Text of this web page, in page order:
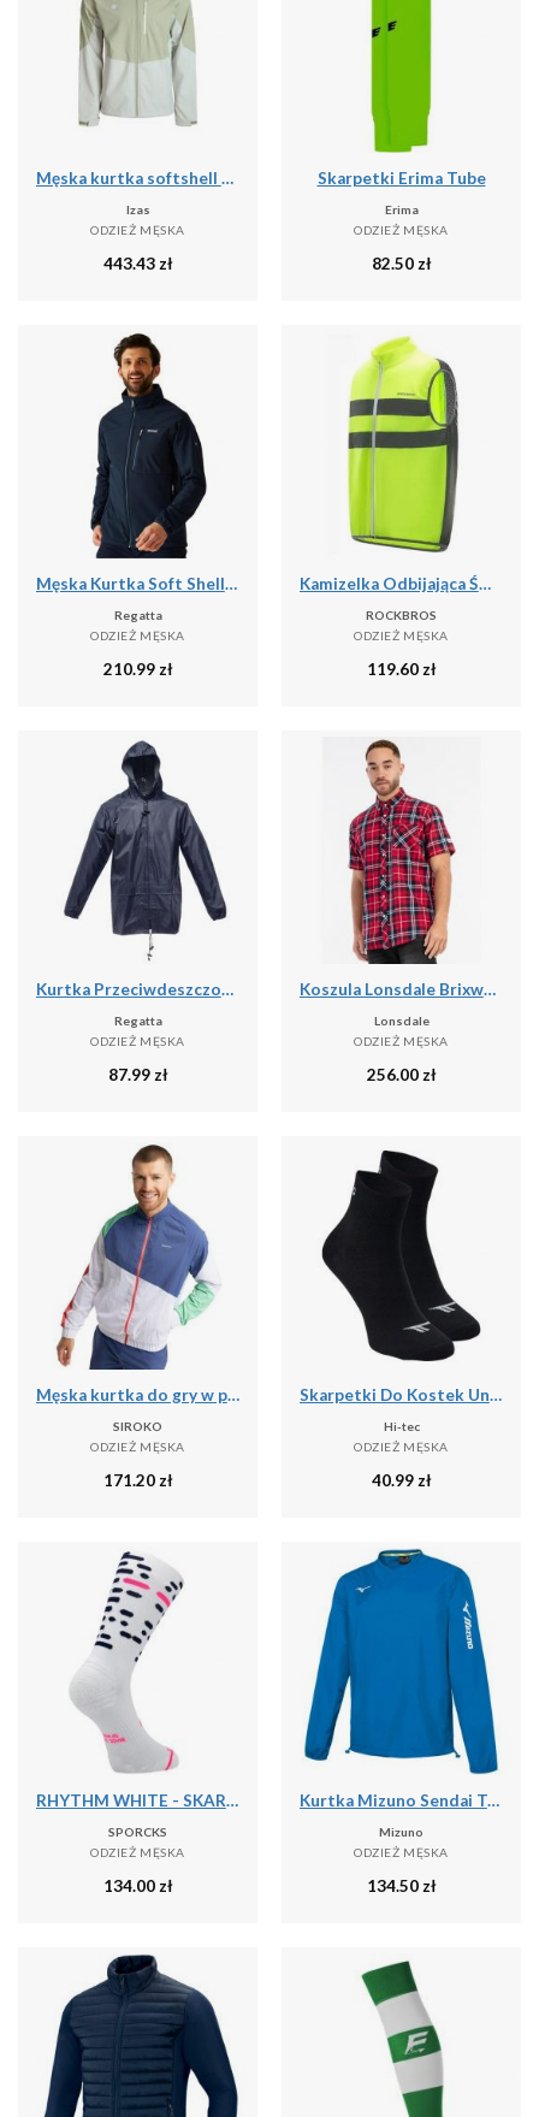
Męska kurtka softshell LANETTE M, wodoodporna, wiatroszczelna i termiczna z tech
Izas
ODZIEŻ MĘSKA
443.43zł
Skarpetki Erima Tube
Erima
ODZIEŻ MĘSKA
82.50zł
Męska Kurtka Soft Shell Mountdale
Regatta
ODZIEŻ MĘSKA
210.99zł
Kamizelka Odbijająca Światło z Poliestru Kurtka Bezpieczeństwa Nocna
ROCKBROS
ODZIEŻ MĘSKA
119.60zł
Kurtka Przeciwdeszczowa Męska Stormbreak
Regatta
ODZIEŻ MĘSKA
87.99zł
Koszula Lonsdale Brixworth
Lonsdale
ODZIEŻ MĘSKA
256.00zł
Męska kurtka do gry w padla Padel Siroko Backspin Erit
SIROKO
ODZIEŻ MĘSKA
171.20zł
Skarpetki Do Kostek Unisex Dla Dorosłych Chire
Hi-tec
ODZIEŻ MĘSKA
40.99zł
RHYTHM WHITE - SKARPETKI DO BIEGANIA
SPORCKS
ODZIEŻ MĘSKA
134.00zł
Kurtka Mizuno Sendai Trad
Mizuno
ODZIEŻ MĘSKA
134.50zł